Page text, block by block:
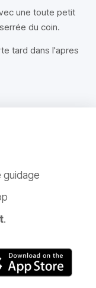
une toute petit
du coin.
tard dans l'apres
guidage
.